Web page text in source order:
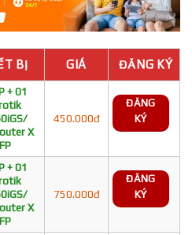
BỊ GIÁ ĐĂNG KÝ
+ 01
X
450.000đ
ĐĂNG
KÝ
+ 01
X
750.000đ
ĐĂNG
KÝ